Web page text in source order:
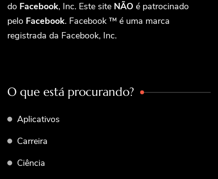
do Facebook, Inc. Este site NÃO é patrocinado
pelo Facebook. Facebook ™ é uma marca
registrada da Facebook, Inc.
O que está procurando?
Aplicativos
Carreira
Ciência